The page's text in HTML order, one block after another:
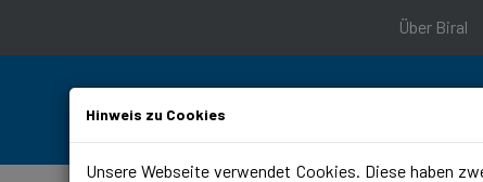
Über Biral
Hinweis zu Cookies
Unsere Webseite verwendet Cookies. Diese haben